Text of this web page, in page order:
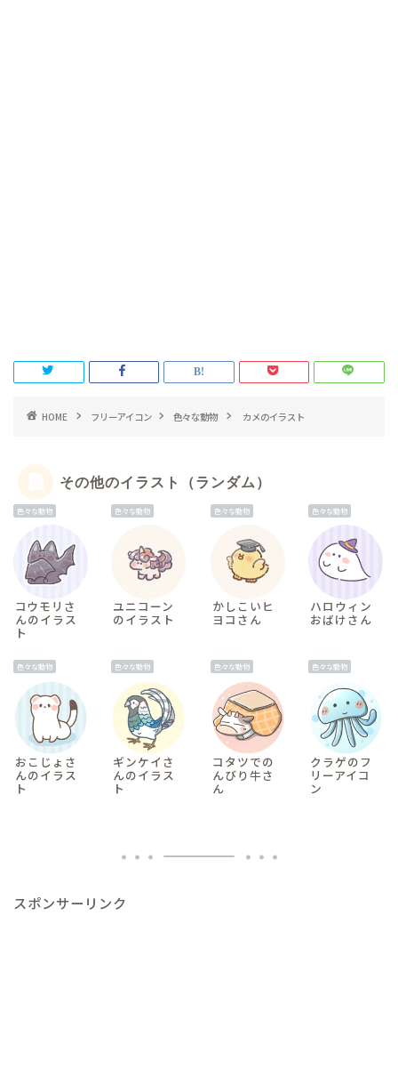
HOME フリーアイコン 色々な動物 カメのイラスト
その他のイラスト（ランダム）
色々な動物
コウモリさ
んのイラス
ト
色々な動物
ユニコーン
のイラスト
色々な動物
かしこいヒ
ヨコさん
色々な動物
ハロウィン
おばけさん
色々な動物
おこじょさ
んのイラス
ト
色々な動物
ギンケイさ
んのイラス
ト
色々な動物
コタツでの
んびり牛さ
ん
色々な動物
クラゲのフ
リーアイコ
ン
スポンサーリンク